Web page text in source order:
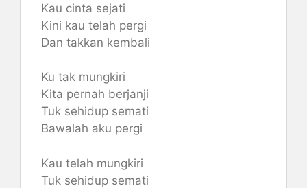
Kau cinta sejati
Kini kau telah pergi
Dan takkan kembali
Ku tak mungkiri
Kita pernah berjanji
Tuk sehidup semati
Bawalah aku pergi
Kau telah mungkiri
Tuk sehidup semati